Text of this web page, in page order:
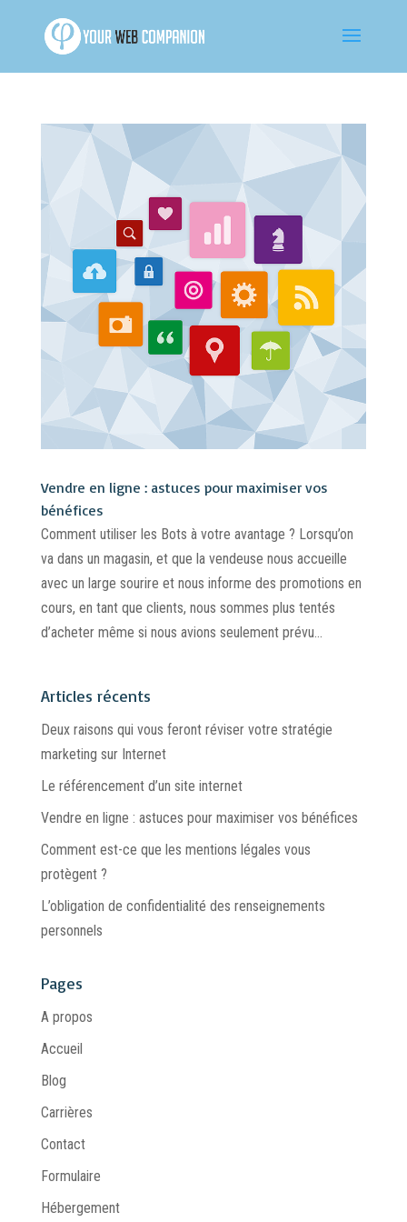
Vendre en ligne : astuces pour maximiser vos
bénéfices
Comment utiliser les Bots à votre avantage ? Lorsqu’on
va dans un magasin, et que la vendeuse nous accueille
avec un large sourire et nous informe des promotions en
cours, en tant que clients, nous sommes plus tentés
d’acheter même si nous avions seulement prévu...
Articles récents
Deux raisons qui vous feront réviser votre stratégie
marketing sur Internet
Le référencement d’un site internet
Vendre en ligne : astuces pour maximiser vos bénéfices
Comment est-ce que les mentions légales vous
protègent ?
L’obligation de confidentialité des renseignements
personnels
Pages
A propos
Accueil
Blog
Carrières
Contact
Formulaire
Hébergement